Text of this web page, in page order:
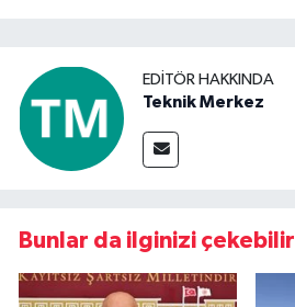
EDITÖR HAKKINDA
Teknik Merkez
Bunlar da ilginizi çekebilir